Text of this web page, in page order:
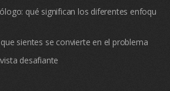
qué significan los diferentes enfoques
sientes se convierte en el problema
desafiante